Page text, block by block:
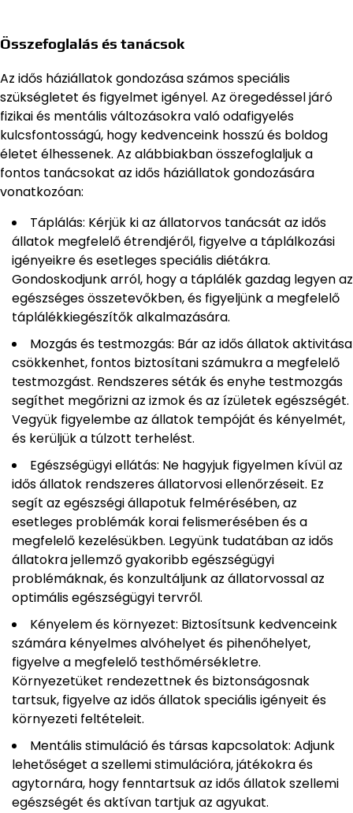
Összefoglalás és tanácsok
Az idős háziállatok gondozása számos speciális
szükségletet és figyelmet igényel. Az öregedéssel járó
fizikai és mentális változásokra való odafigyelés
kulcsfontosságú, hogy kedvenceink hosszú és boldog
életet élhessenek. Az alábbiakban összefoglaljuk a
fontos tanácsokat az idős háziállatok gondozására
vonatkozóan:
Táplálás: Kérjük ki az állatorvos tanácsát az idős
állatok megfelelő étrendjéről, figyelve a táplálkozási
igényeikre és esetleges speciális diétákra.
Gondoskodjunk arról, hogy a táplálék gazdag legyen az
egészséges összetevőkben, és figyeljünk a megfelelő
táplálékkiegészítők alkalmazására.
Mozgás és testmozgás: Bár az idős állatok aktivitása
csökkenhet, fontos biztosítani számukra a megfelelő
testmozgást. Rendszeres séták és enyhe testmozgás
segíthet megőrizni az izmok és az ízületek egészségét.
Vegyük figyelembe az állatok tempóját és kényelmét,
és kerüljük a túlzott terhelést.
Egészségügyi ellátás: Ne hagyjuk figyelmen kívül az
idős állatok rendszeres állatorvosi ellenőrzéseit. Ez
segít az egészségi állapotuk felmérésében, az
esetleges problémák korai felismerésében és a
megfelelő kezelésükben. Legyünk tudatában az idős
állatokra jellemző gyakoribb egészségügyi
problémáknak, és konzultáljunk az állatorvossal az
optimális egészségügyi tervről.
Kényelem és környezet: Biztosítsunk kedvenceink
számára kényelmes alvóhelyet és pihenőhelyet,
figyelve a megfelelő testhőmérsékletre.
Környezetüket rendezettnek és biztonságosnak
tartsuk, figyelve az idős állatok speciális igényeit és
környezeti feltételeit.
Mentális stimuláció és társas kapcsolatok: Adjunk
lehetőséget a szellemi stimulációra, játékokra és
agytornára, hogy fenntartsuk az idős állatok szellemi
egészségét és aktívan tartjuk az agyukat.